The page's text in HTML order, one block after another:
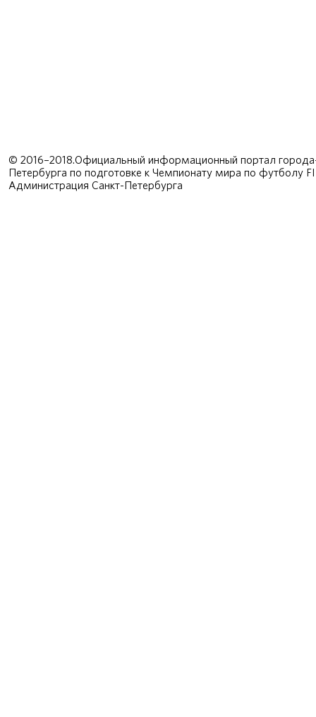
© 2016–2018.Официальный информационный портал
Петербурга по подготовке к Чемпионату мира по футболу
Администрация Санкт-Петербурга